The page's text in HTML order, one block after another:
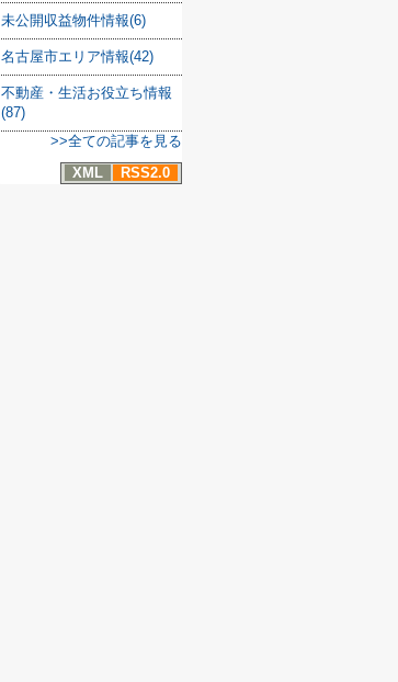
未公開収益物件情報(6)
名古屋市エリア情報(42)
不動産・生活お役立ち情報
(87)
>>全ての記事を見る
XML
RSS2.0